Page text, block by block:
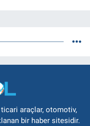
araçlar, otomotiv,
bir haber sitesidir.